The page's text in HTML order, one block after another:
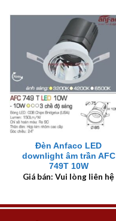
Đèn Anfaco LED
downlight âm trần AFC
749T 10W
Giá bán: Vui lòng liên hệ